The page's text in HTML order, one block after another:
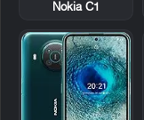
Nokia C1